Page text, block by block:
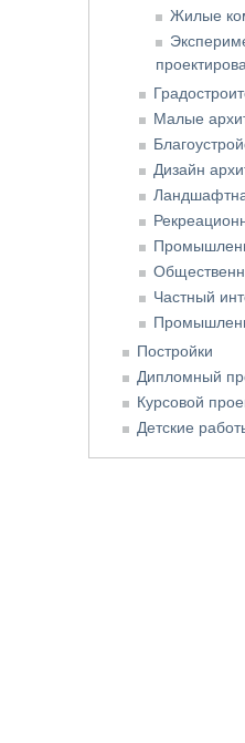
Жилые
Малые
Дизайн
Частный
Постройки
Дипломный
Курсовой
Детские